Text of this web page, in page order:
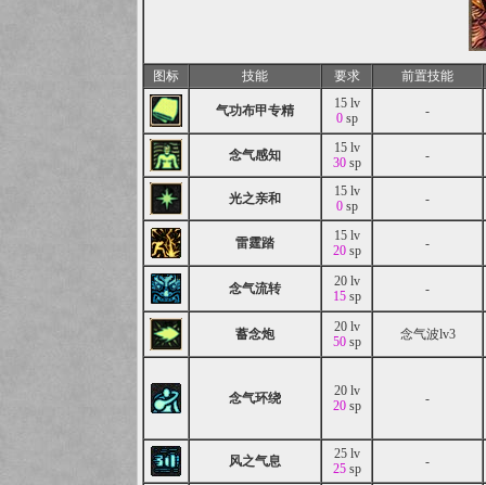
图标 技能 要求 前置技能
气功布甲专精
15 lv
0sp -
念气感知
15 lv
30sp -
光之亲和
15 lv
0sp -
雷霆踏
15 lv
20sp -
念气流转
20 lv
15sp -
蓄念炮
20 lv
50sp 念气波lv3
念气环绕
20 lv
20 sp -
风之气息
25 lv
25sp -